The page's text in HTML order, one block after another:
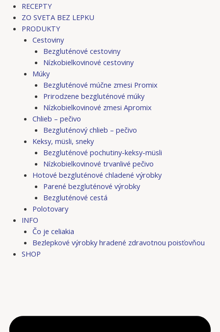
RECEPTY
ZO SVETA BEZ LEPKU
PRODUKTY
Cestoviny
Bezgluténové cestoviny
Nízkobielkovinové cestoviny
Múky
Bezgluténové múčne zmesi Promix
Prirodzene bezgluténové múky
Nízkobielkovinové zmesi Apromix
Chlieb – pečivo
Bezgluténový chlieb – pečivo
Keksy, müsli, sneky
Bezgluténové pochutiny-keksy-müsli
Nízkobielkovinové trvanlivé pečivo
Hotové bezgluténové chladené výrobky
Parené bezgluténové výrobky
Bezgluténové cestá
Polotovary
INFO
Čo je celiakia
Bezlepkové výrobky hradené zdravotnou poisťovňou
SHOP